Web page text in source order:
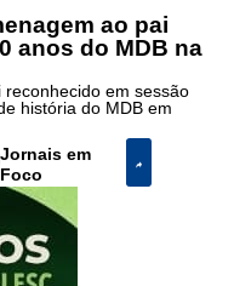
ao pai
anos do MDB na
em sessão
história do MDB em
Jornais em
Foco